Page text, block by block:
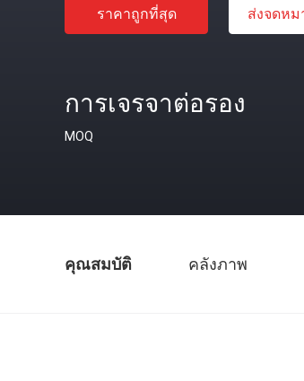
ราคาถูกที่สุด ส่งจดหม
การเจรจาต่อรอง
MOQ
คุณสมบัติ คลังภาพ